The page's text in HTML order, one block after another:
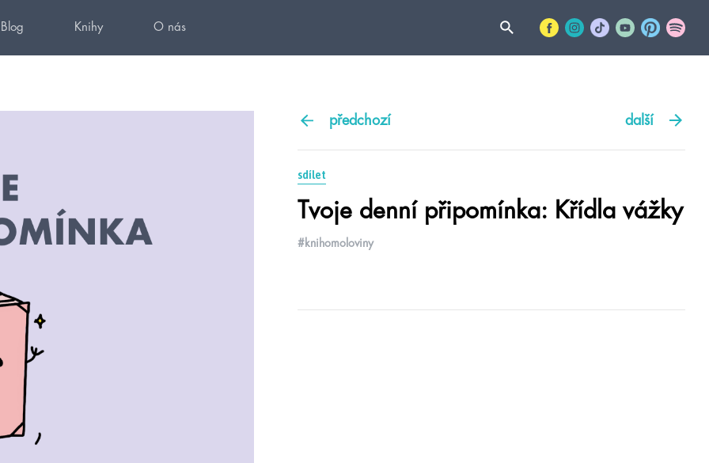
Blog Knihy O nás
předchozí další
sdílet
Tvoje denní připomínka: Křídla vážky
#knihomoloviny